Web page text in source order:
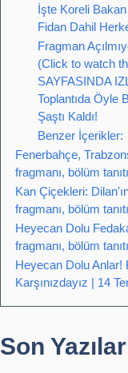
İşte Koreli
Fidan Dahil
Fragman
(Click to watch
SAYFASINDA
Toplantıda Öyle
Şaştı Kaldı!
Benzer İçerikler:
Fenerbahçe,
fragmanı, bölüm
Kan Çiçekleri:
fragmanı, bölüm
Heyecan Dolu
fragmanı, bölüm
Heyecan Dolu Anlar!
Karşınızdayız | 14
Son Yazılar